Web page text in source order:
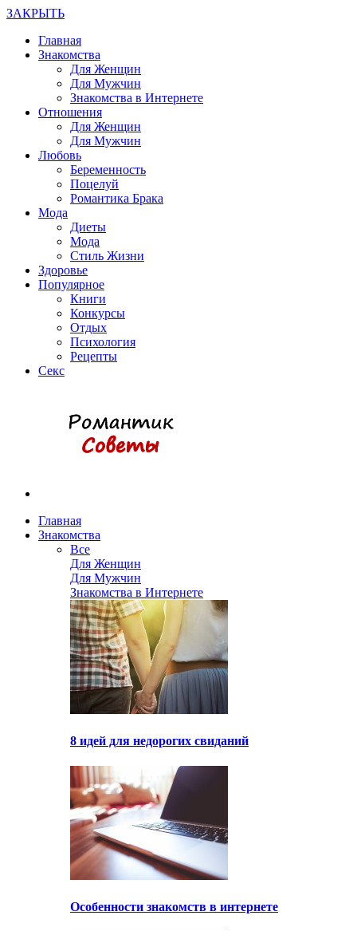
ЗАКРЫТЬ
Главная
Знакомства
Для Женщин
Для Мужчин
Знакомства в Интернете
Отношения
Для Женщин
Для Мужчин
Любовь
Беременность
Поцелуй
Романтика Брака
Мода
Диеты
Мода
Стиль Жизни
Здоровье
Популярное
Книги
Конкурсы
Отдых
Психология
Рецепты
Секс
Главная
Знакомства
Все
Для Женщин
Для Мужчин
Знакомства в Интернете
8 идей для недорогих свиданий
Особенности знакомств в интернете